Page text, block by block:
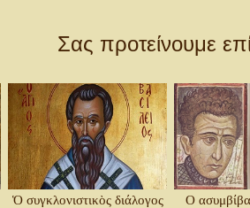
Σας προτείνουμε
Ὁ συγκλονιστικὸς διάλογος
Ο